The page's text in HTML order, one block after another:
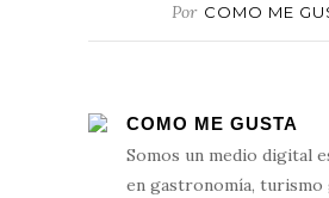
Por COMO ME
COMO ME GUSTA
Somos un medio digital
en gastronomía,